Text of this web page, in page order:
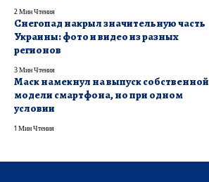
2 Мин Чтения
Снегопад накрыл значительную часть
Украины: фото и видео из разных
регионов
3 Мин Чтения
Маск намекнул на выпуск собственной
модели смартфона, но при одном
условии
1 Мин Чтения